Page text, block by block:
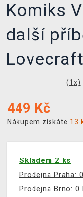
Komiks
další
(1 x)
449 Kč
Nákupem získáte 13
Skladem 2 ks
Prodejna Praha:
Prodejna Brno: